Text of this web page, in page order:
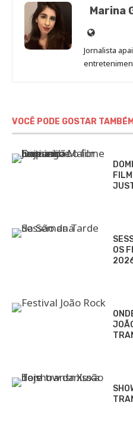
Marina
Site
de
Marina
Jornalista
VOCÊ PODE GOSTAR
OS